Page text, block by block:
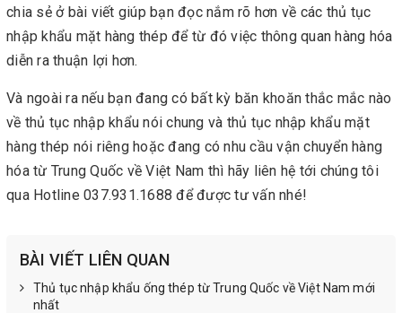
chia sẻ ở bài viết giúp bạn đọc nắm rõ hơn về các thủ tục
nhập khẩu mặt hàng thép để từ đó việc thông quan hàng hóa
diễn ra thuận lợi hơn.
Và ngoài ra nếu bạn đang có bất kỳ băn khoăn thắc mắc nào
về thủ tục nhập khẩu nói chung và thủ tục nhập khẩu mặt
hàng thép nói riêng hoặc đang có nhu cầu vận chuyển hàng
hóa từ Trung Quốc về Việt Nam thì hãy liên hệ tới chúng tôi
qua Hotline 037.931.1688 để được tư vấn nhé!
BÀI VIẾT LIÊN QUAN
Thủ tục nhập khẩu ống thép từ Trung Quốc về Việt Nam mới
nhất